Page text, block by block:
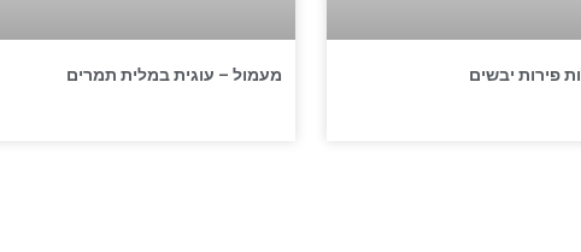
פירות יבשים מעמול – עוגית במלית תמרים